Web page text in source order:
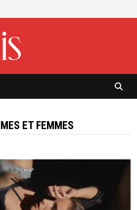
ET FEMMES